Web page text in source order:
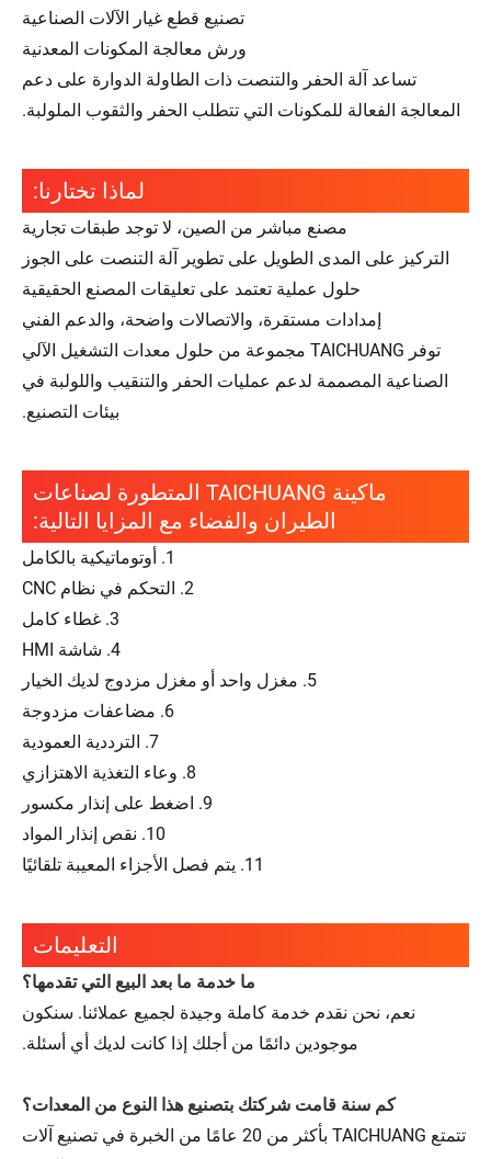
تصنيع قطع غيار الآلات الصناعية
ورش معالجة المكونات المعدنية
تساعد آلة الحفر والتنصت ذات الطاولة الدوارة على دعم
المعالجة الفعالة للمكونات التي تتطلب الحفر والثقوب الملولبة.
لماذا تختارنا:
مصنع مباشر من الصين، لا توجد طبقات تجارية
التركيز على المدى الطويل على تطوير آلة التنصت على الجوز
حلول عملية تعتمد على تعليقات المصنع الحقيقية
إمدادات مستقرة، والاتصالات واضحة، والدعم الفني
توفر TAICHUANG مجموعة من حلول معدات التشغيل الآلي
الصناعية المصممة لدعم عمليات الحفر والتنقيب واللولبة في
بيئات التصنيع.
ماكينة TAICHUANG المتطورة لصناعات
الطيران والفضاء مع المزايا التالية:
1. أوتوماتيكية بالكامل
2. التحكم في نظام CNC
3. غطاء كامل
4. شاشة HMI
5. مغزل واحد أو مغزل مزدوج لديك الخيار
6. مضاعفات مزدوجة
7. الترددية العمودية
8. وعاء التغذية الاهتزازي
9. اضغط على إنذار مكسور
10. نقص إنذار المواد
11. يتم فصل الأجزاء المعيبة تلقائيًا
التعليمات
ما خدمة ما بعد البيع التي تقدمها؟
نعم، نحن نقدم خدمة كاملة وجيدة لجميع عملائنا. سنكون
موجودين دائمًا من أجلك إذا كانت لديك أي أسئلة.
كم سنة قامت شركتك بتصنيع هذا النوع من المعدات؟
تتمتع TAICHUANG بأكثر من 20 عامًا من الخبرة في تصنيع آلات